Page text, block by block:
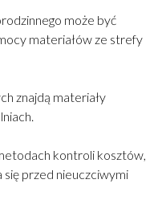
może być
materiałów ze strefy
znajdą materiały
kontroli kosztów,
przed nieuczciwymi